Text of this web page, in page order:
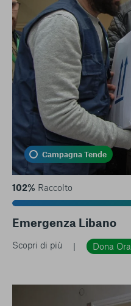
Campagna Tende
102% Raccolto
Emergenza Libano
Scopri di più Dona Ora